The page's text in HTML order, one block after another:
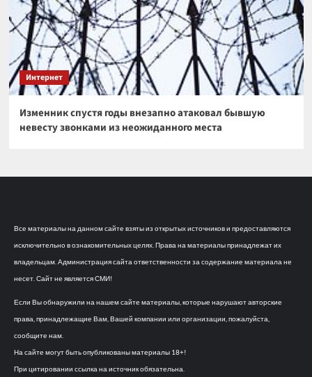
Интернет
Изменник спустя годы внезапно атаковал бывшую
невесту звонками из неожиданного места
Все материалы на данном сайте взяты из открытых источников и предоставляются
исключительно в ознакомительных целях. Права на материалы принадлежат их
владельцам. Администрация сайта ответственности за содержание материала не
несет. Сайт не является СМИ!
Если Вы обнаружили на нашем сайте материалы, которые нарушают авторские
права, принадлежащие Вам, Вашей компании или организации, пожалуйста,
сообщите нам.
На сайте могут быть опубликованы материалы 18+!
При цитировании ссылка на источник обязательна.